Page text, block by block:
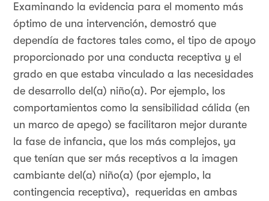
Examinando la evidencia para el momento más
óptimo de una intervención, demostró que
dependía de factores tales como, el tipo de apoyo
proporcionado por una conducta receptiva y el
grado en que estaba vinculado a las necesidades
de desarrollo del(a) niño(a). Por ejemplo, los
comportamientos como la sensibilidad cálida (en
un marco de apego) se facilitaron mejor durante
la fase de infancia, que los más complejos, ya
que tenían que ser más receptivos a la imagen
cambiante del(a) niño(a) (por ejemplo, la
contingencia receptiva), requeridas en ambas